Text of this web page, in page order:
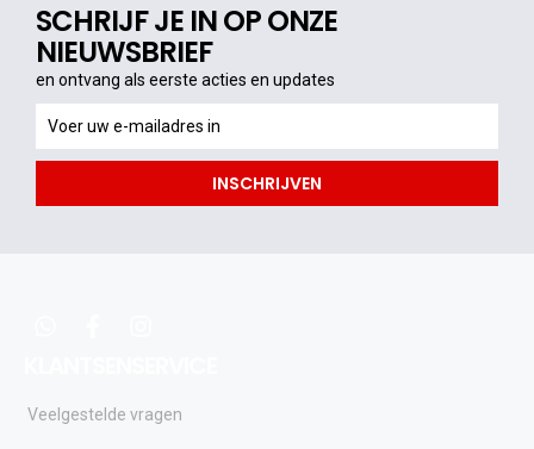
SCHRIJF JE IN OP ONZE
NIEUWSBRIEF
en ontvang als eerste acties en updates
ontvang
als
acties
INSCHRIJVEN
Veelgestelde vragen